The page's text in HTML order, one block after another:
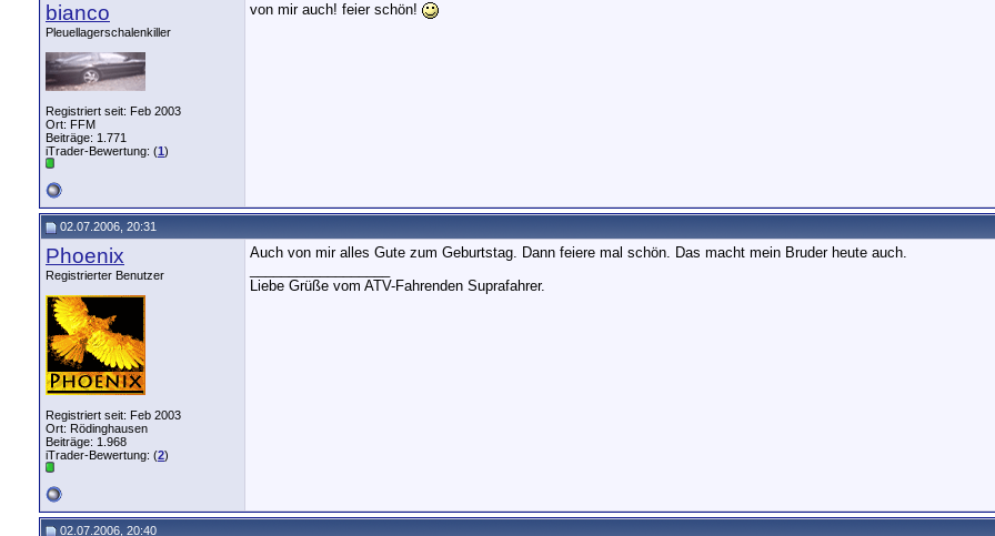
bianco
Pleuellagerschalenkiller
Registriert seit: Feb 2003
Ort: FFM
Beiträge: 1.771
iTrader-Bewertung: (1)
von mir auch! feier schön!
02.07.2006, 20:31
Phoenix
Registrierter Benutzer
Registriert seit: Feb 2003
Ort: Rödinghausen
Beiträge: 1.968
iTrader-Bewertung: (2)
Auch von mir alles Gute zum Geburtstag. Dann feiere mal schön. Das macht mein Bruder heute auch.
Liebe Grüße vom ATV-Fahrenden Suprafahrer.
02.07.2006, 20:40